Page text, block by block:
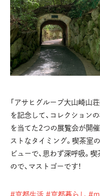
「アサヒグループ大山崎山
を記念して、コレクションの
を当てた2つの展覧会が開
ストなタイミング。喫茶室
ビューで、思わず深呼吸。
ので、マストゴーです！
#京都生活 #京都暮らし